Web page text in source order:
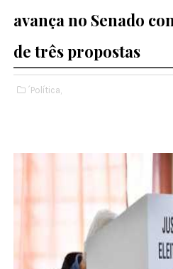
avança no Senado
de três propostas
´Política,